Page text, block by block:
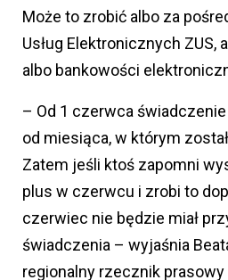
Może to zrobić albo za
Usług Elektronicznych ZUS,
albo bankowości
– Od 1 czerwca
od miesiąca, w którym
Zatem jeśli ktoś zapomni
plus w czerwcu i zrobi to
czerwiec nie będzie miał
świadczenia – wyjaśnia
regionalny rzecznik prasowy